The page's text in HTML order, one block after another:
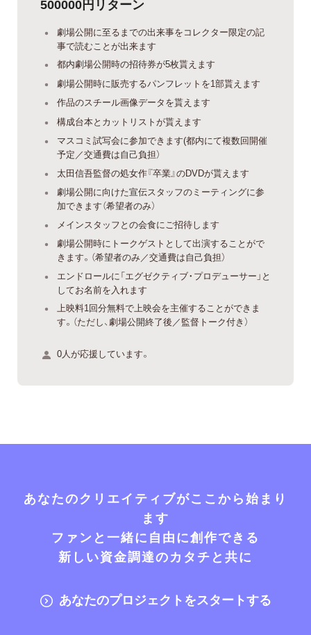
劇場公開に至るまでの出来事をコレクター限定の記
事で読むことが出来ます
都内劇場公開時の招待券が5枚貰えます
劇場公開時に販売するパンフレットを1部貰えます
作品のスチール画像データを貰えます
構成台本とカットリストが貰えます
マスコミ試写会に参加できます(都内にて複数回開催
予定／交通費は自己負担）
太田信吾監督の処女作『卒業』のDVDが貰えます
劇場公開に向けた宣伝スタッフのミーティングに参
加できます（希望者のみ）
メインスタッフとの会食にご招待します
劇場公開時にトークゲストとして出演することがで
きます。（希望者のみ／交通費は自己負担）
エンドロールに「エグゼクティブ・プロデューサー」と
してお名前を入れます
上映料1回分無料で上映会を主催することができま
す。（ただし、劇場公開終了後／監督トーク付き）
0人が応援しています。
あなたのクリエイティブがここから始まり
ます
ファンと一緒に自由に創作できる
新しい資金調達のカタチと共に
あなたのプロジェクトをスタートする